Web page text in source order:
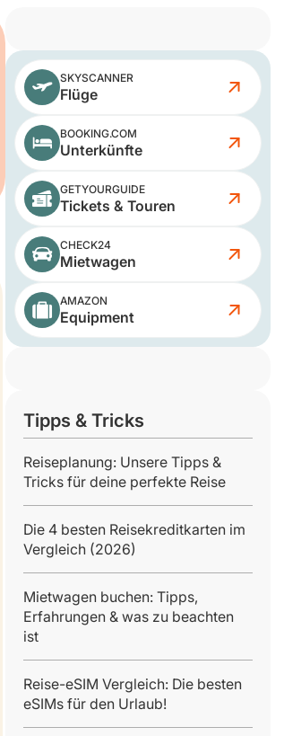
SKYSCANNER
Flüge
BOOKING.COM
Unterkünfte
GETYOURGUIDE
Tickets & Touren
CHECK24
Mietwagen
AMAZON
Equipment
Tipps & Tricks
Reiseplanung: Unsere Tipps &
Tricks für deine perfekte Reise
Die 4 besten Reisekreditkarten im
Vergleich (2026)
Mietwagen buchen: Tipps,
Erfahrungen & was zu beachten
ist
Reise-eSIM Vergleich: Die besten
eSIMs für den Urlaub!